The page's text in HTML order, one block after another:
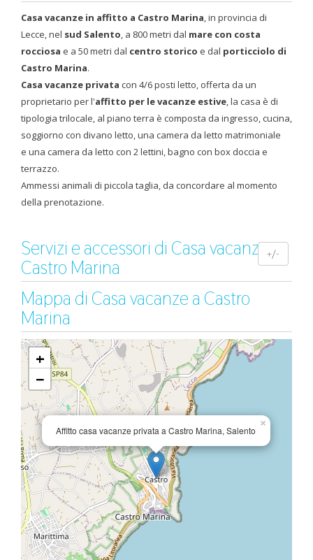
Casa vacanze in affitto a Castro Marina, in provincia di
Lecce, nel sud Salento, a 800 metri dal mare con costa
rocciosa e a 50 metri dal centro storico e dal porticciolo di
Castro Marina.
Casa vacanze privata con 4/6 posti letto, offerta da un
proprietario per l'affitto per le vacanze estive, la casa è di
tipologia trilocale, al piano terra è composta da ingresso, cucina,
soggiorno con divano letto, una camera da letto matrimoniale
e una camera da letto con 2 lettini, bagno con box doccia e
terrazzo.
Ammessi animali di piccola taglia, da concordare al momento
della prenotazione.
Servizi e accessori di Casa vacanze a
Castro Marina
+/-
Mappa di Casa vacanze a Castro
Marina
Affitto casa vacanze privata a Castro Marina, Salento ×
+
−